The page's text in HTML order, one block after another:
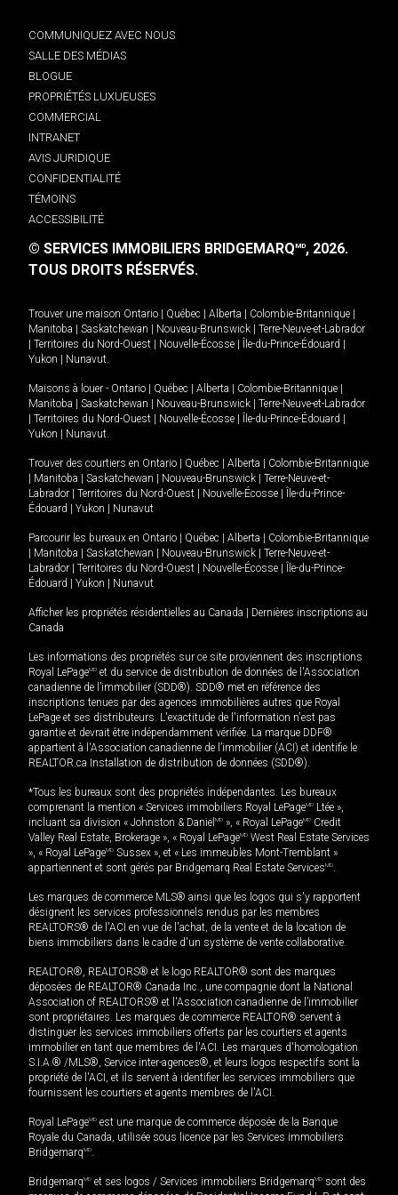
COMMUNIQUEZ AVEC NOUS
SALLE DES MÉDIAS
BLOGUE
PROPRIÉTÉS LUXUEUSES
COMMERCIAL
INTRANET
AVIS JURIDIQUE
CONFIDENTIALITÉ
TÉMOINS
ACCESSIBILITÉ
© SERVICES IMMOBILIERS BRIDGEMARQMD, 2026.
TOUS DROITS RÉSERVÉS.
Trouver une maison Ontario Québec Alberta Colombie-Britannique
Manitoba
Saskatchewan Nouveau-Brunswick
Terre-Neuve-et-Labrador
Territoires du Nord-Ouest Nouvelle-Écosse Île-du-Prince-Édouard
Yukon
Nunavut.
Maisons à louer - Ontario Québec Alberta Colombie-Britannique
Manitoba
Saskatchewan Nouveau-Brunswick
Terre-Neuve-et-Labrador
Territoires du Nord-Ouest Nouvelle-Écosse Île-du-Prince-Édouard
Yukon
Nunavut.
Trouver des courtiers en Ontario Québec Alberta
Colombie-Britannique
Manitoba Saskatchewan Nouveau-Brunswick
Terre-Neuve-et-
Labrador
Territoires du Nord-Ouest Nouvelle-Écosse
Île-du-Prince-
Édouard
Yukon Nunavut
Parcourir les bureaux en Ontario Québec Alberta
Colombie-Britannique
Manitoba Saskatchewan Nouveau-Brunswick
Terre-Neuve-et-
Labrador
Territoires du Nord-Ouest Nouvelle-Écosse
Île-du-Prince-
Édouard
Yukon Nunavut
Afficher les propriétés résidentielles au Canada
Dernières inscriptions au
Canada
Les informations des propriétés sur ce site proviennent des inscriptions
Royal LePageMD et du service de distribution de données de l'Association
canadienne de l’immobilier (SDD®). SDD® met en référence des
inscriptions tenues par des agences immobilières autres que Royal
LePage et ses distributeurs. L'exactitude de l'information n'est pas
garantie et devrait être indépendamment vérifiée. La marque DDF®
appartient à l'Association canadienne de l’immobilier (ACI) et identifie le
REALTOR.ca Installation de distribution de données (SDD®).
*Tous les bureaux sont des propriétés indépendantes. Les bureaux
comprenant la mention « Services immobiliers Royal LePageMD Ltée »,
incluant sa division « Johnston & Daniel MD », « Royal LePageMD Credit
Valley Real Estate, Brokerage », « Royal LePageMD West Real Estate Services
», « Royal LePageMD Sussex », et « Les immeubles Mont-Tremblant »
appartiennent et sont gérés par Bridgemarq Real Estate ServicesMD.
Les marques de commerce MLS® ainsi que les logos qui s'y rapportent
désignent les services professionnels rendus par les membres
REALTORS® de l'ACI en vue de l'achat, de la vente et de la location de
biens immobiliers dans le cadre d'un système de vente collaborative.
REALTOR®, REALTORS® et le logo REALTOR® sont des marques
déposées de REALTOR® Canada Inc., une compagnie dont la National
Association of REALTORS® et l'Association canadienne de l’immobilier
sont propriétaires. Les marques de commerce REALTOR® servent à
distinguer les services immobiliers offerts par les courtiers et agents
immobilier en tant que membres de l'ACI. Les marques d'homologation
S.I.A.® /MLS®, Service inter-agences®, et leurs logos respectifs sont la
propriété de l'ACI, et ils servent à identifier les services immobiliers que
fournissent les courtiers et agents membres de l'ACI.
Royal LePageMD est une marque de commerce déposée de la Banque
Royale du Canada, utilisée sous licence par les Services immobiliers
BridgemarqMD.
BridgemarqMD et ses logos / Services immobiliers BridgemarqMD sont des